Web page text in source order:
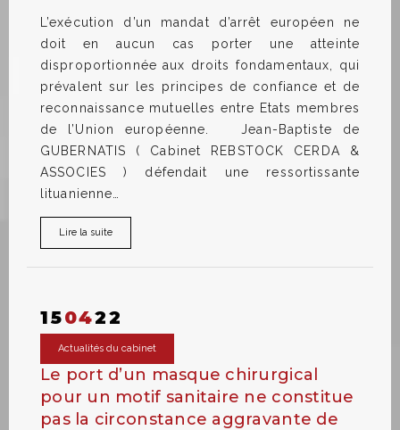
L’exécution d’un mandat d’arrêt européen ne
doit en aucun cas porter une atteinte
disproportionnée aux droits fondamentaux, qui
prévalent sur les principes de confiance et de
reconnaissance mutuelles entre Etats membres
de l’Union européenne. Jean-Baptiste de
GUBERNATIS ( Cabinet REBSTOCK CERDA &
ASSOCIES ) défendait une ressortissante
lituanienne…
Lire la suite
150422
Actualités du cabinet
Le port d’un masque chirurgical
pour un motif sanitaire ne constitue
pas la circonstance aggravante de